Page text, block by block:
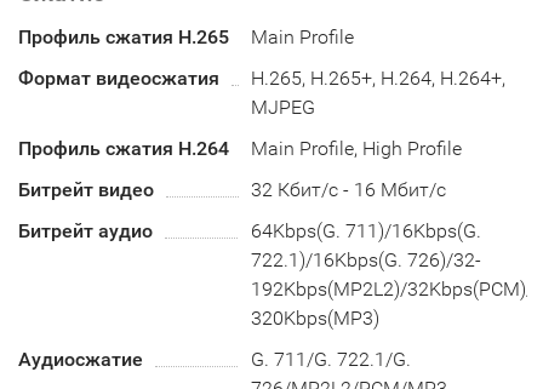
Профиль сжатия H.265
Main Profile
Формат видеосжатия
H.265, H.265+, H.264, H.264+,
MJPEG
Профиль сжатия H.264
Main Profile, High Profile
Битрейт видео
32 Кбит/с - 16 Мбит/с
Битрейт аудио
64Kbps(G. 711)/16Kbps(G.
722.1)/16Kbps(G. 726)/32-
192Kbps(MP2L2)/32Kbps(PCM)/
320Kbps(MP3)
Аудиосжатие
G. 711/G. 722.1/G.